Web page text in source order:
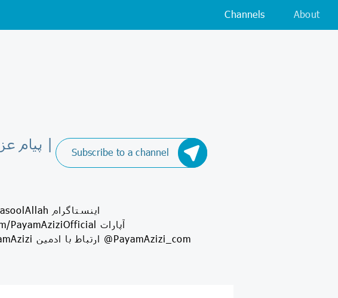
Channels About
Subscribe to a channel
‏aparat.com/PayamAziziOfficial یوتیوب ‏YouTube.com/PayamAzizi ارتباط با ادمین @PayamAzizi_com